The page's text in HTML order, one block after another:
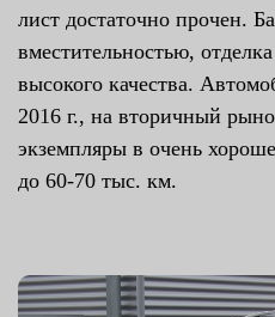
лист достаточно прочен.
вместительностью,
высокого качества.
2016 г., на вторичный
экземпляры в очень
до 60-70 тыс. км.